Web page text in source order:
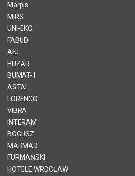
Marpis
MIRS
UNI-EKO
FABUD
AFJ
HUZAR
BUMAT-1
ASTAL
LORENCO
VIBRA
INTERAM
BOGUSZ
MARMAD
FURMAŃSKI
HOTELE WROCŁAW